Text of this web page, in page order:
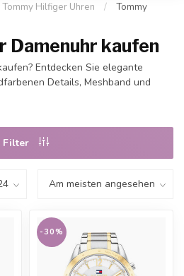
Tommy Hilfiger Uhren /
Tommy
Damenuhr kaufen
Entdecken Sie elegante
Details, Meshband und
Filter
-30%